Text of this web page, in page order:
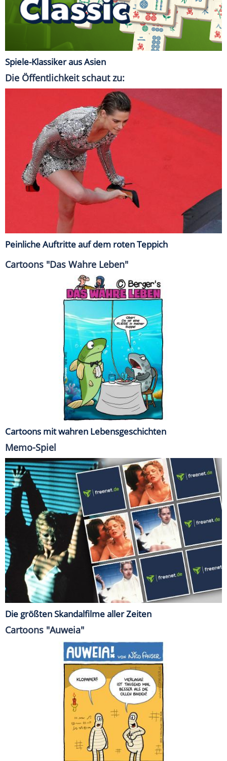
Spiele-Klassiker aus Asien
Die Öffentlichkeit schaut zu:
Peinliche Auftritte auf dem roten Teppich
Cartoons "Das Wahre Leben"
Cartoons mit wahren Lebensgeschichten
Memo-Spiel
Die größten Skandalfilme aller Zeiten
Cartoons "Auweia"